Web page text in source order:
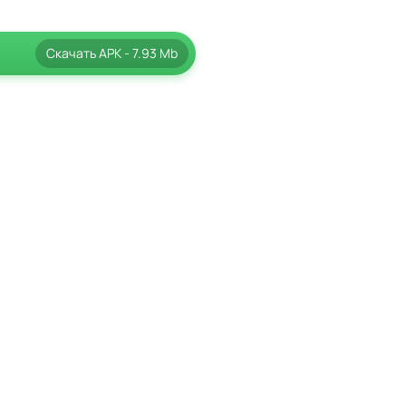
СкачатьAPK- 7.93 Mb